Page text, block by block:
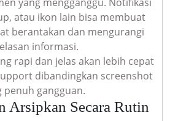
yang mengganggu. Notifikasi
atau ikon lain bisa membuat
berantakan dan mengurangi
informasi.
rapi dan jelas akan lebih cepat
dibandingkan screenshot
penuh gangguan.
Arsipkan Secara Rutin